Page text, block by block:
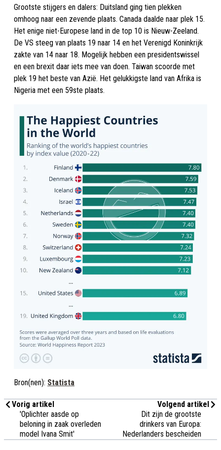
Grootste stijgers en dalers: Duitsland ging tien plekken
omhoog naar een zevende plaats. Canada daalde naar plek 15.
Het enige niet-Europese land in de top 10 is Nieuw-Zeeland.
De VS steeg van plaats 19 naar 14 en het Verenigd Koninkrijk
zakte van 14 naar 18. Mogelijk hebben een presidentswissel
en een brexit daar iets mee van doen. Taiwan scoorde met
plek 19 het beste van Azië. Het gelukkigste land van Afrika is
Nigeria met een 59ste plaats.
Bron(nen): Statista
Vorig artikel
'Oplichter aasde op
beloning in zaak overleden
model Ivana Smit'
Volgend artikel
Dit zijn de grootste
drinkers van Europa:
Nederlanders bescheiden